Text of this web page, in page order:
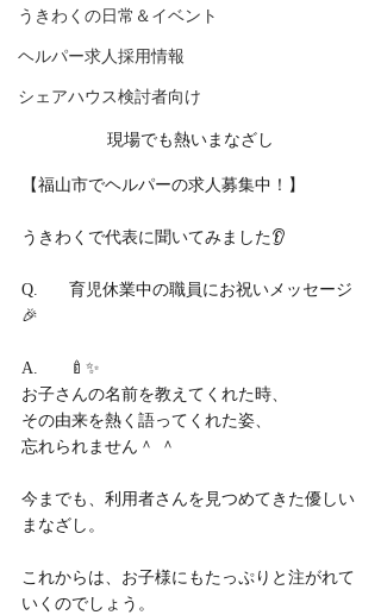
うきわくの日常＆イベント
ヘルパー求人採用情報
シェアハウス検討者向け
現場でも熱いまなざし
【福山市でヘルパーの求人募集中！】
うきわくで代表に聞いてみました👂
Q.	育児休業中の職員にお祝いメッセージ
🎉
A.	🍼✨
お子さんの名前を教えてくれた時、
その由来を熱く語ってくれた姿、
忘れられません＾ ＾
今までも、利用者さんを見つめてきた優しい
まなざし。
これからは、お子様にもたっぷりと注がれて
いくのでしょう。